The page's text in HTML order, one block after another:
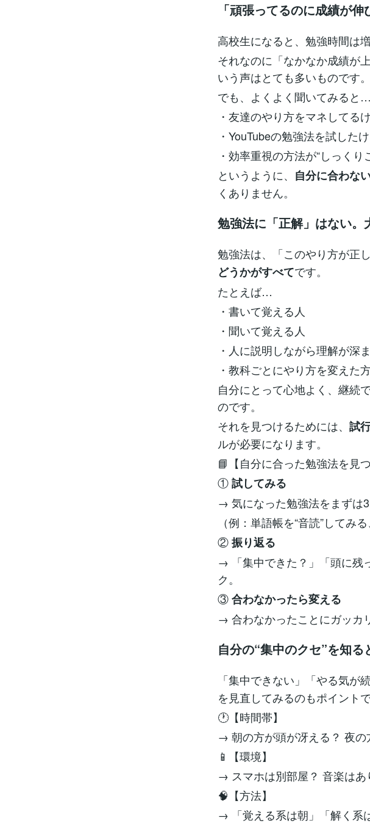
「頑張ってるのに成績が
高校生になると、勉強時間は
それなのに「なかなか成績が
いう声はとても多いものです。
でも、よくよく聞いてみると…
・友達のやり方をマネしてる
・YouTubeの勉強法を試した
・効率重視の方法が“しっくり
というように、 自分に合わな
くありません。
勉強法に「正解」はない。
勉強法は、「このやり方が正
どうかがすべてです。
たとえば…
・書いて覚える人
・聞いて覚える人
・人に説明しながら理解が深
・教科ごとにやり方を変えた
自分にとって心地よく、継続
のです。
それを見つけるためには、 試
ルが必要になります。
📘【自分に合った勉強法を見
①試してみる
→ 気になった勉強法をまずは3
（例：単語帳を“音読”してみ
②振り返る
→ 「集中できた？」「頭に残
ク。
③合わなかったら変える
→ 合わなかったことにガッカ
自分の“集中のクセ”を知
「集中できない」「やる気が
を見直してみるのもポイントで
🕐【時間帯】
→ 朝の方が頭が冴える？ 夜の
📱【環境】
→ スマホは別部屋？ 音楽はあ
🧠【方法】
→ 「覚える系は朝」「解く系